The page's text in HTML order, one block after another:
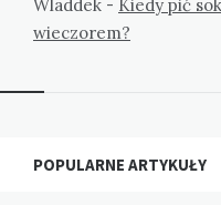
Wladdek - Kiedy pić
wieczorem?
Widgets
POPULARNE ARTYKUŁY